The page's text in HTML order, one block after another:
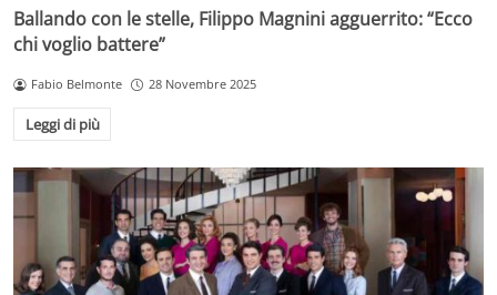
Ballando con le stelle, Filippo Magnini agguerrito: “Ecco
chi voglio battere”
Fabio Belmonte 28 Novembre 2025
Leggi di più